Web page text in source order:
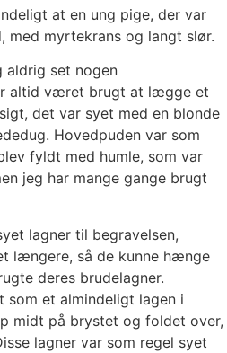
at en ung pige, der var
myrtekrans og langt slør.
aldrig set nogen
altid været brugt at lægge et
det var syet med en blonde
Hovedpuden var som
fyldt med humle, som var
jeg har mange gange brugt
lagner til begravelsen,
længere, så de kunne hænge
deres brudelagner.
som et almindeligt lagen i
midt på brystet og foldet over,
lagner var som regel syet